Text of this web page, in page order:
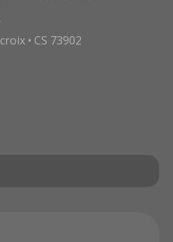
• CS 73902